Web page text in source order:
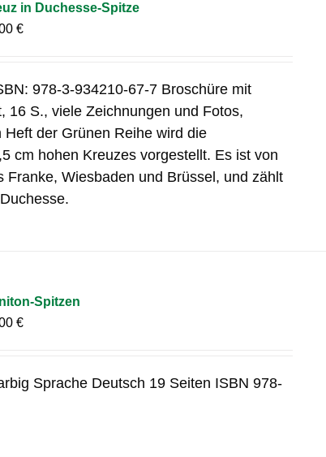
in Duchesse-Spitze
€
978-3-934210-67-7 Broschüre mit
16 S., viele Zeichnungen und Fotos,
der Grünen Reihe wird die
cm hohen Kreuzes vorgestellt. Es ist von
Franke, Wiesbaden und Brüssel, und zählt
Spitzen
€
Sprache Deutsch 19 Seiten ISBN 978-